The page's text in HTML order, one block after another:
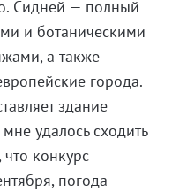
Сидней — полный
и ботаническими
а также
города.
здание
удалось сходить
конкурс
погода